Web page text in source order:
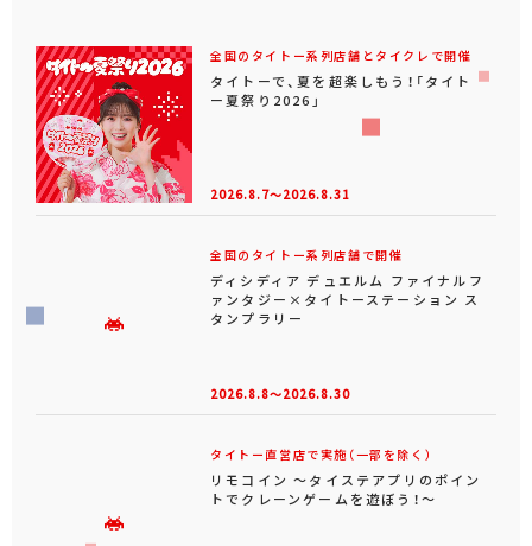
全国のタイトー系列店舗とタイクレで開催
タイトーで、夏を超楽しもう！「タイト
ー夏祭り2026」
2026.8.7～2026.8.31
全国のタイトー系列店舗で開催
ディシディア デュエルム ファイナルフ
ァンタジー×タイトーステーション ス
タンプラリー
2026.8.8～2026.8.30
タイトー直営店で実施（一部を除く）
リモコイン ～タイステアプリのポイン
トでクレーンゲームを遊ぼう！～